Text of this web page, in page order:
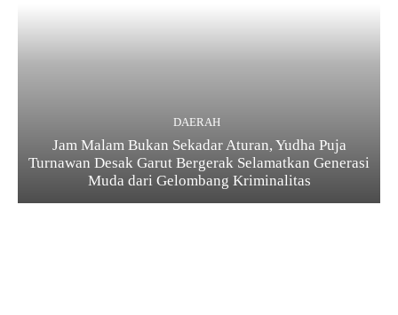
DAERAH
Jam Malam Bukan Sekadar Aturan, Yudha Puja
Turnawan Desak Garut Bergerak Selamatkan Generasi
Muda dari Gelombang Kriminalitas